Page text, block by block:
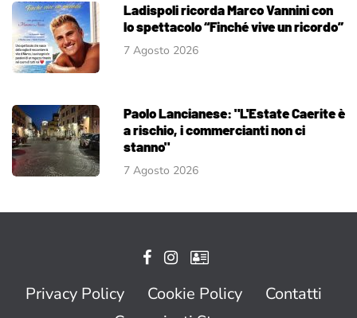
Ladispoli ricorda Marco Vannini con
lo spettacolo “Finché vive un ricordo”
7 Agosto 2026
Paolo Lancianese: "L'Estate Caerite è
a rischio, i commercianti non ci
stanno"
7 Agosto 2026
Privacy Policy Cookie Policy
Contatti